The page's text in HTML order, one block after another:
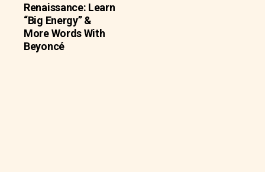
Renaissance: Learn
“Big Energy” &
More Words With
Beyoncé